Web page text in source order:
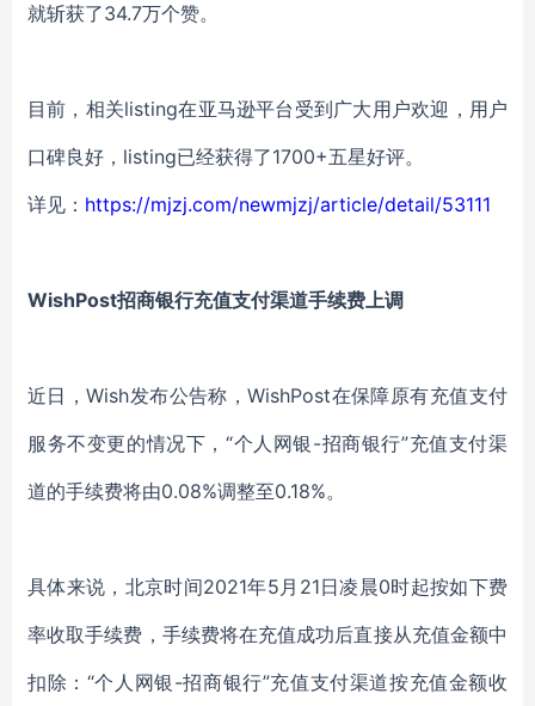
就斩获了34.7万个赞。
目前，相关listing在亚马逊平台受到广大用户欢迎，用户
口碑良好，listing已经获得了1700+五星好评。
详见： https://mjzj.com/newmjzj/article/detail/53111
WishPost招商银行充值支付渠道手续费上调
近日，Wish发布公告称，WishPost在保障原有充值支付
服务不变更的情况下，“个人网银-招商银行”充值支付渠
道的手续费将由0.08%调整至0.18%。
具体来说，北京时间2021年5月21日凌晨0时起按如下费
率收取手续费，手续费将在充值成功后直接从充值金额中
扣除：“个人网银-招商银行”充值支付渠道按充值金额收